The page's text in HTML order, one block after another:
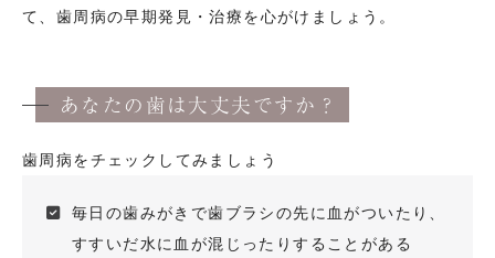
て、歯周病の早期発見・治療を心がけましょう。
あなたの歯は大丈夫ですか？
歯周病をチェックしてみましょう
毎日の歯みがきで歯ブラシの先に血がついたり、
すすいだ水に血が混じったりすることがある